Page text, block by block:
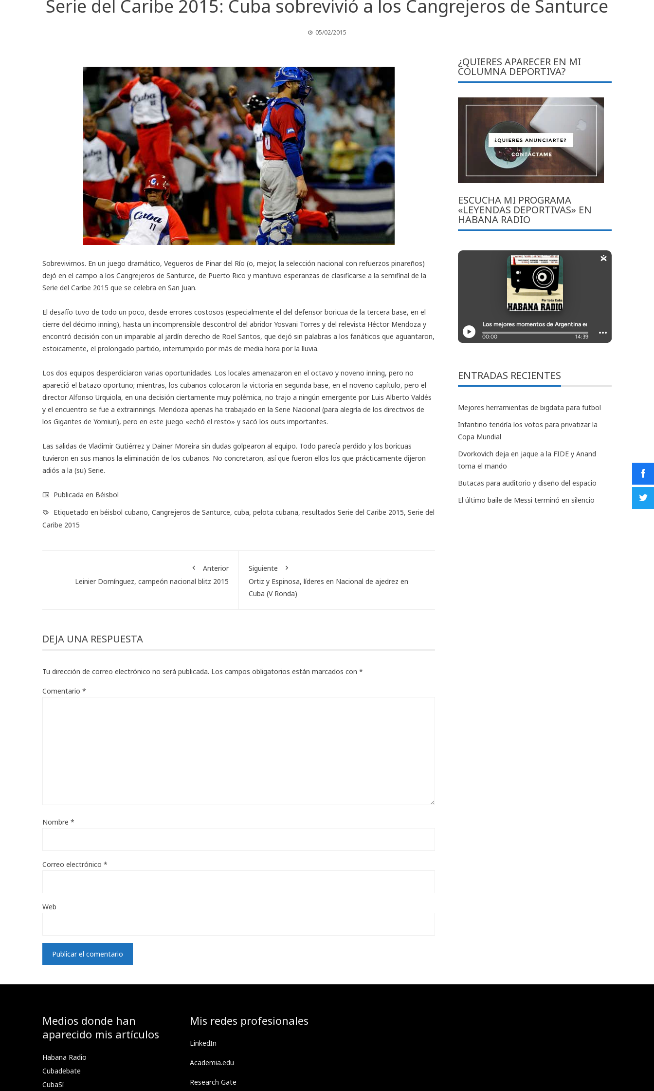
Serie del Caribe 2015: Cuba sobrevivió a los Cangrejeros de Santurce
05/02/2015
Sobrevivimos. En un juego dramático, Vegueros de Pinar del Río (o, mejor, la selección nacional con refuerzos pinareños)
dejó en el campo a los Cangrejeros de Santurce, de Puerto Rico y mantuvo esperanzas de clasificarse a la semifinal de la
Serie del Caribe 2015 que se celebra en San Juan.
El desafío tuvo de todo un poco, desde errores costosos (especialmente el del defensor boricua de la tercera base, en el
cierre del décimo inning), hasta un incomprensible descontrol del abridor Yosvani Torres y del relevista Héctor Mendoza y
encontró decisión con un imparable al jardín derecho de Roel Santos, que dejó sin palabras a los fanáticos que aguantaron,
estoicamente, el prolongado partido, interrumpido por más de media hora por la lluvia.
Los dos equipos desperdiciaron varias oportunidades. Los locales amenazaron en el octavo y noveno inning, pero no
apareció el batazo oportuno; mientras, los cubanos colocaron la victoria en segunda base, en el noveno capítulo, pero el
director Alfonso Urquiola, en una decisión ciertamente muy polémica, no trajo a ningún emergente por Luis Alberto Valdés
y el encuentro se fue a extrainnings. Mendoza apenas ha trabajado en la Serie Nacional (para alegría de los directivos de
los Gigantes de Yomiuri), pero en este juego «echó el resto» y sacó los outs importantes.
Las salidas de Vladimir Gutiérrez y Dainer Moreira sin dudas golpearon al equipo. Todo parecía perdido y los boricuas
tuvieron en sus manos la eliminación de los cubanos. No concretaron, así que fueron ellos los que prácticamente dijeron
adiós a la (su) Serie.
Publicada en Béisbol
Etiquetado en béisbol cubano, Cangrejeros de Santurce, cuba, pelota cubana, resultados Serie del Caribe 2015, Serie del
Caribe 2015
Anterior
Leinier Domínguez, campeón nacional blitz 2015
Siguiente
Ortiz y Espinosa, líderes en Nacional de ajedrez en
Cuba (V Ronda)
DEJA UNA RESPUESTA
Tu dirección de correo electrónico no será publicada. Los campos obligatorios están marcados con *
Comentario *
Nombre *
Correo electrónico *
Web
¿QUIERES APARECER EN MI
COLUMNA DEPORTIVA?
ESCUCHA MI PROGRAMA
«LEYENDAS DEPORTIVAS» EN
HABANA RADIO
ENTRADAS RECIENTES
Mejores herramientas de bigdata para futbol
Infantino tendría los votos para privatizar la
Copa Mundial
Dvorkovich deja en jaque a la FIDE y Anand
toma el mando
Butacas para auditorio y diseño del espacio
El último baile de Messi terminó en silencio
Medios donde han
aparecido mis artículos
Habana Radio
Cubadebate
CubaSí
Mis redes profesionales
LinkedIn
Academia.edu
Research Gate